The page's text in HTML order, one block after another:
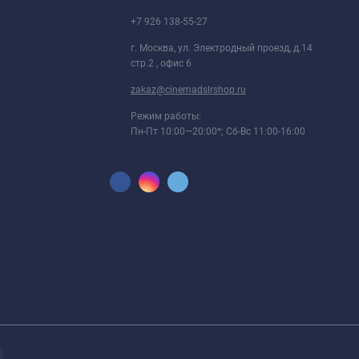
+7 926 138-55-27
г. Москва, ул. Электродный проезд, д.14
стр.2 , офис 6
zakaz@cinemadslrshop.ru
Режим работы:
Пн-Пт 10:00—20:00*; Сб-Вс 11:00-16:00